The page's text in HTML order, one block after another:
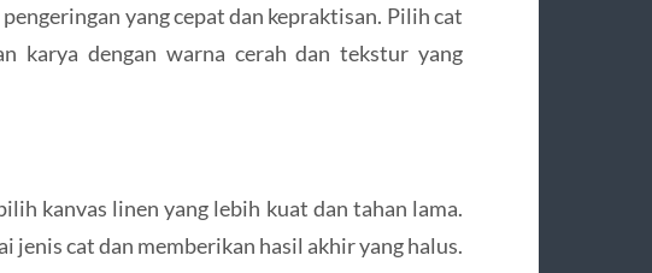
yang cepat dan kepraktisan. Pilih cat
karya dengan warna cerah dan tekstur yang
kanvas linen yang lebih kuat dan tahan lama.
jenis cat dan memberikan hasil akhir yang halus.